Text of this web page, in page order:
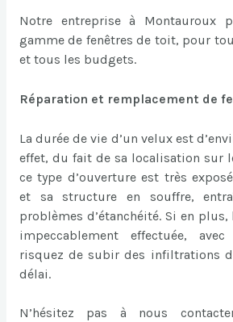
Notre entreprise à Montauroux
gamme de fenêtres de toit, pour
et tous les budgets.
Réparation et remplacement de
La durée de vie d’un velux est
effet, du fait de sa localisation sur
ce type d’ouverture est très
et sa structure en souffre,
problèmes d’étanchéité. Si en plus,
impeccablement effectuée,
risquez de subir des infiltrations
délai.
N’hésitez pas à nous